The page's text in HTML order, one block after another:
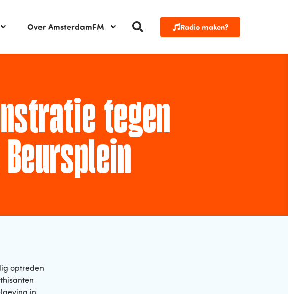
Over AmsterdamFM Radio maken?
tegen
optreden
in